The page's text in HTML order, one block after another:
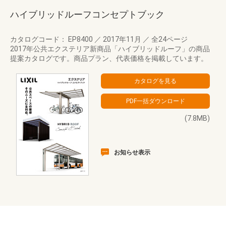
ハイブリッドルーフコンセプトブック
カタログコード： EP8400 ／ 2017年11月 ／ 全24ページ
2017年公共エクステリア新商品「ハイブリッドルーフ」の商品
提案カタログです。商品プラン、代表価格を掲載しています。
(7.8MB)
お知らせ表示